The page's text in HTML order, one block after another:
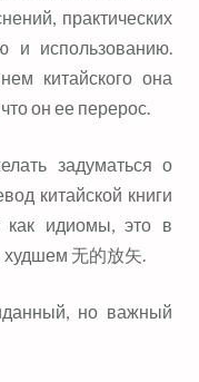
практических
и использованию.
китайского она
он ее перерос.
задуматься о
китайской книги
как идиомы, это в
худшем 无的放矢.
но важный